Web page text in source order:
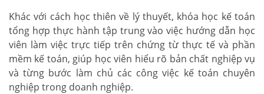
Khác với cách học thiên về lý thuyết, khóa học kế toán
tổng hợp thực hành tập trung vào việc hướng dẫn học
viên làm việc trực tiếp trên chứng từ thực tế và phần
mềm kế toán, giúp học viên hiểu rõ bản chất nghiệp vụ
và từng bước làm chủ các công việc kế toán chuyên
nghiệp trong doanh nghiệp.